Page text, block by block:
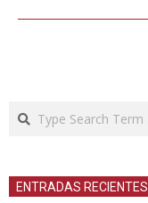
Search
ENTRADAS RECIENTES